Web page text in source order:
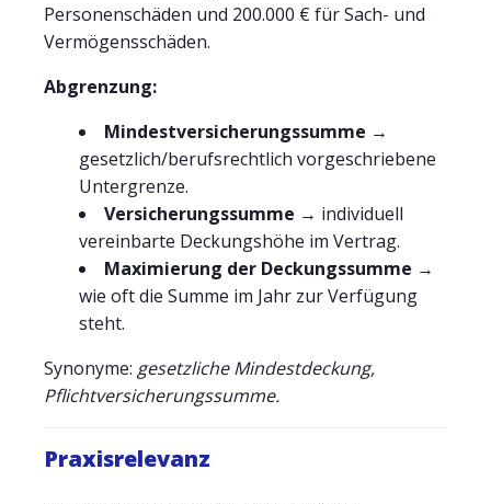
Personenschäden und 200.000 € für Sach- und
Vermögensschäden.
Abgrenzung:
Mindestversicherungssumme →
gesetzlich/berufsrechtlich vorgeschriebene
Untergrenze.
Versicherungssumme → individuell
vereinbarte Deckungshöhe im Vertrag.
Maximierung der Deckungssumme →
wie oft die Summe im Jahr zur Verfügung
steht.
Synonyme: gesetzliche Mindestdeckung,
Pflichtversicherungssumme.
Praxisrelevanz